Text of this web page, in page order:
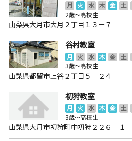
月 火 水 木 金 土
2歳～高校生
山梨県大月市大月２丁目１３－７
谷村教室
月 火 水 木 金 土
3歳～高校生
山梨県都留市上谷２丁目５－２４
初狩教室
月 火 水 木 金 土
3歳～高校生
山梨県大月市初狩町中初狩２２６‐１